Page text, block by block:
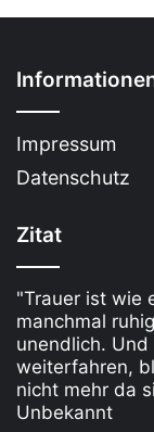
Impressum
Datenschutz
Zitat
"Trauer ist wie
manchmal
unendlich.
weiterfahren,
nicht mehr da
Unbekannt